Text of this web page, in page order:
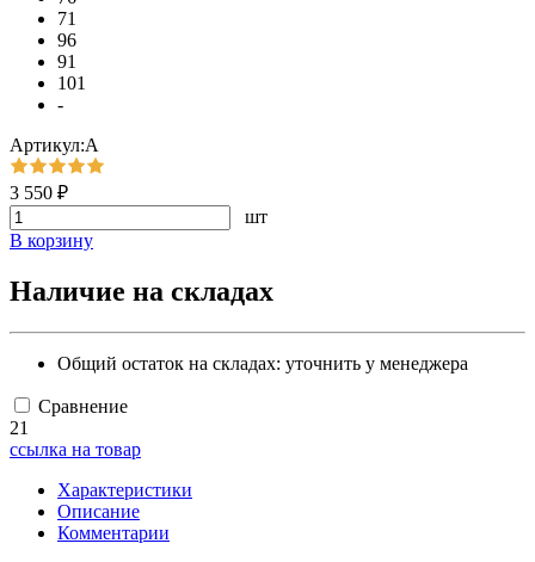
71
96
91
101
-
Артикул:А
3 550 ₽
шт
В корзину
Наличие на складах
Общий остаток на складах: уточнить у менеджера
Сравнение
21
ссылка на товар
Характеристики
Описание
Комментарии